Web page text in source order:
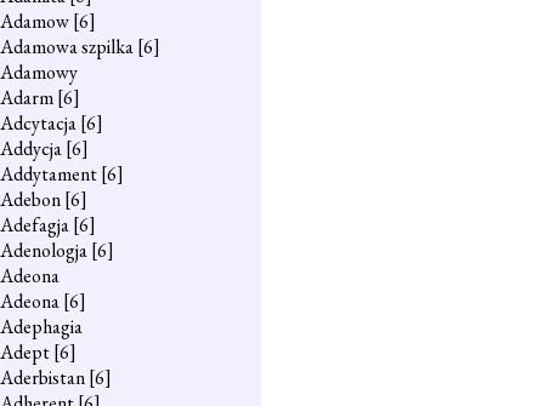
Adamow[6]
Adamowa szpilka[6]
Adamowy
Adarm[6]
Adcytacja[6]
Addycja[6]
Addytament[6]
Adebon[6]
Adefagja[6]
Adenologja[6]
Adeona
Adeona[6]
Adephagia
Adept[6]
Aderbistan[6]